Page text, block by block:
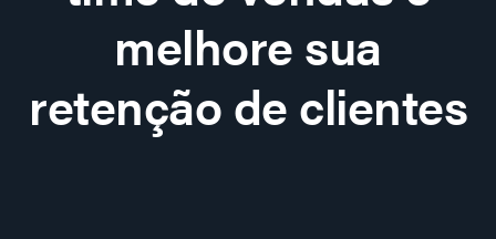
melhore sua
retenção de clientes